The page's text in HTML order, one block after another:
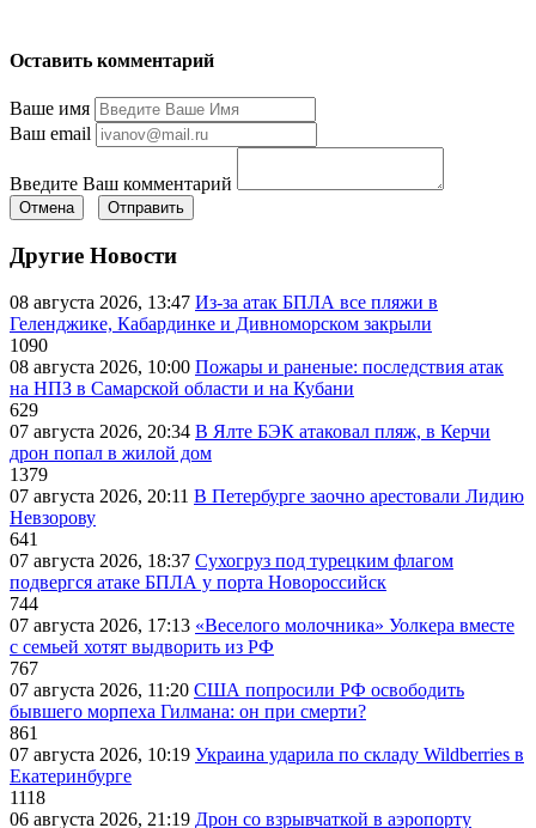
Оставить комментарий
Ваше имя
Ваш email
Введите Ваш комментарий
Отмена Отправить
Другие Новости
08 августа 2026, 13:47 Из-за атак БПЛА все пляжи в
Геленджике, Кабардинке и Дивноморском закрыли
1090
08 августа 2026, 10:00 Пожары и раненые: последствия атак
на НПЗ в Самарской области и на Кубани
629
07 августа 2026, 20:34 В Ялте БЭК атаковал пляж, в Керчи
дрон попал в жилой дом
1379
07 августа 2026, 20:11 В Петербурге заочно арестовали Лидию
Невзорову
641
07 августа 2026, 18:37 Сухогруз под турецким флагом
подвергся атаке БПЛА у порта Новороссийск
744
07 августа 2026, 17:13 «Веселого молочника» Уолкера вместе
с семьей хотят выдворить из РФ
767
07 августа 2026, 11:20 США попросили РФ освободить
бывшего морпеха Гилмана: он при смерти?
861
07 августа 2026, 10:19 Украина ударила по складу Wildberries в
Екатеринбурге
1118
06 августа 2026, 21:19 Дрон со взрывчаткой в аэропорту